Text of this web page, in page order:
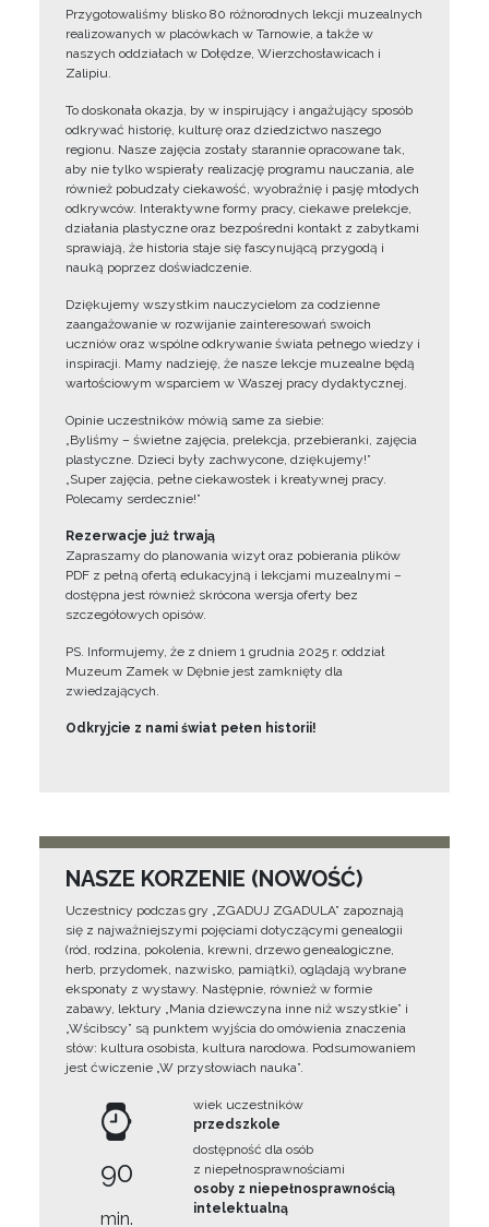
Przygotowaliśmy blisko 80 różnorodnych lekcji muzealnych
realizowanych w placówkach w Tarnowie, a także w
naszych oddziałach w Dołędze, Wierzchosławicach i
Zalipiu.
To doskonała okazja, by w inspirujący i angażujący sposób
odkrywać historię, kulturę oraz dziedzictwo naszego
regionu. Nasze zajęcia zostały starannie opracowane tak,
aby nie tylko wspierały realizację programu nauczania, ale
również pobudzały ciekawość, wyobraźnię i pasję młodych
odkrywców. Interaktywne formy pracy, ciekawe prelekcje,
działania plastyczne oraz bezpośredni kontakt z zabytkami
sprawiają, że historia staje się fascynującą przygodą i
nauką poprzez doświadczenie.
Dziękujemy wszystkim nauczycielom za codzienne
zaangażowanie w rozwijanie zainteresowań swoich
uczniów oraz wspólne odkrywanie świata pełnego wiedzy i
inspiracji. Mamy nadzieję, że nasze lekcje muzealne będą
wartościowym wsparciem w Waszej pracy dydaktycznej.
Opinie uczestników mówią same za siebie:
„Byliśmy – świetne zajęcia, prelekcja, przebieranki, zajęcia
plastyczne. Dzieci były zachwycone, dziękujemy!”
„Super zajęcia, pełne ciekawostek i kreatywnej pracy.
Polecamy serdecznie!”
Rezerwacje już trwają
Zapraszamy do planowania wizyt oraz pobierania plików
PDF z pełną ofertą edukacyjną i lekcjami muzealnymi –
dostępna jest również skrócona wersja oferty bez
szczegółowych opisów.
PS. Informujemy, że z dniem 1 grudnia 2025 r. oddział
Muzeum Zamek w Dębnie jest zamknięty dla
zwiedzających.
Odkryjcie z nami świat pełen historii!
NASZE KORZENIE (NOWOŚĆ)
Uczestnicy podczas gry „ZGADUJ ZGADULA” zapoznają
się z najważniejszymi pojęciami dotyczącymi genealogii
(ród, rodzina, pokolenia, krewni, drzewo genealogiczne,
herb, przydomek, nazwisko, pamiątki), oglądają wybrane
eksponaty z wystawy. Następnie, również w formie
zabawy, lektury „Mania dziewczyna inne niż wszystkie” i
„Wścibscy” są punktem wyjścia do omówienia znaczenia
słów: kultura osobista, kultura narodowa. Podsumowaniem
jest ćwiczenie „W przysłowiach nauka”.
90
min.
wiek uczestników
przedszkole
dostępność dla osób
z niepełnosprawnościami
osoby z niepełnosprawnością
intelektualną